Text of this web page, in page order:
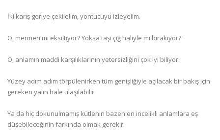
İki karış geriye çekilelim, yontucuyu izleyelim.
O, mermeri mi eksiltiyor? Yoksa taşı çiğ haliyle mi bırakıyor?
O, anlamın maddi karşılıklarının yetersizliğini çok iyi biliyor.
Yüzey adım adım törpülenirken tüm genişliğiyle açılacak bir bakış için
gereken yalın hale ulaşılabilir.
Ya da hiç dokunulmamış kütlenin bazen en incelikli anlamlara eş
düşebileceğinin farkında olmak gerekir.